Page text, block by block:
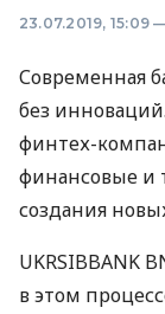
23.07.2019, 15:09
Современная
без
финтех-
финансовые и
создания
UKRSIBBANK
в этом